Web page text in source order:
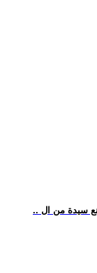
سيدة من ال